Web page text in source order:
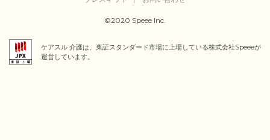
©2020 Speee Inc.
ケアスル 介護は、東証スタンダード市場に上場している株式会社Speeeが
運営しています。